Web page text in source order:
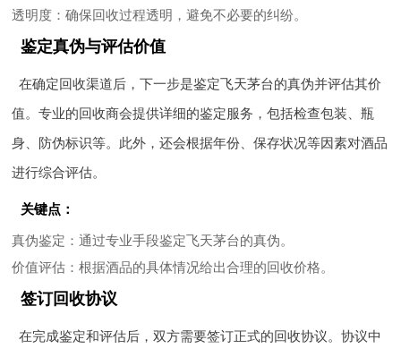
透明度 ：确保回收过程透明，避免不必要的纠纷。
鉴定真伪与评估价值
在确定回收渠道后，下一步是鉴定飞天茅台的真伪并评估其价
值。专业的回收商会提供详细的鉴定服务，包括检查包装、瓶
身、防伪标识等。此外，还会根据年份、保存状况等因素对酒品
进行综合评估。
关键点：
真伪鉴定 ：通过专业手段鉴定飞天茅台的真伪。
价值评估 ：根据酒品的具体情况给出合理的回收价格。
签订回收协议
在完成鉴定和评估后，双方需要签订正式的回收协议。协议中